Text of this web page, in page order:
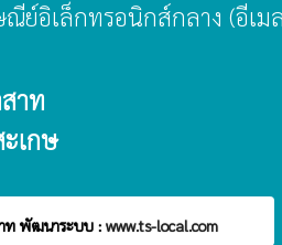
ย์อิเล็กทรอนิกส์กลาง (อีเม
าท
เกษ
ท พัฒนาระบบ : www.ts-local.com